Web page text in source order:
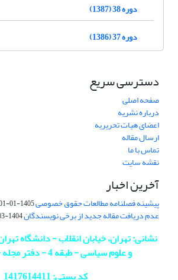
دوره 38 (1387)
دوره 37 (1386)
دسترسی سریع
صفحه اصلی
درباره نشریه
اعضای هیات تحریریه
ارسال مقاله
تماس با ما
نقشه سایت
آخرین اخبار
پیشینه فصلنامه مطالعات حقوق خصوصی1405-01-01
عدم دریافت مقاله جدید از برخی نویسندگان1404-03-20
نشانی: تهران، خیابان انقلاب - دانشگاه
و علوم سیاسی - طبقه 4 - دفتر مجله - اتاق 413
کد پستی: 1417614411